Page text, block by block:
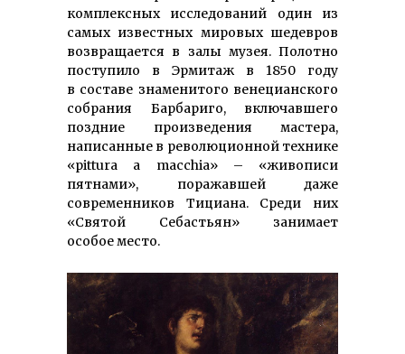
комплексных исследований один из
самых известных мировых шедевров
возвращается в залы музея. Полотно
поступило в Эрмитаж в 1850 году
в составе знаменитого венецианского
собрания Барбариго, включавшего
поздние произведения мастера,
написанные в революционной технике
«pittura a macchia» – «живописи
пятнами», поражавшей даже
современников Тициана. Среди них
«Святой Себастьян» занимает
особое место.